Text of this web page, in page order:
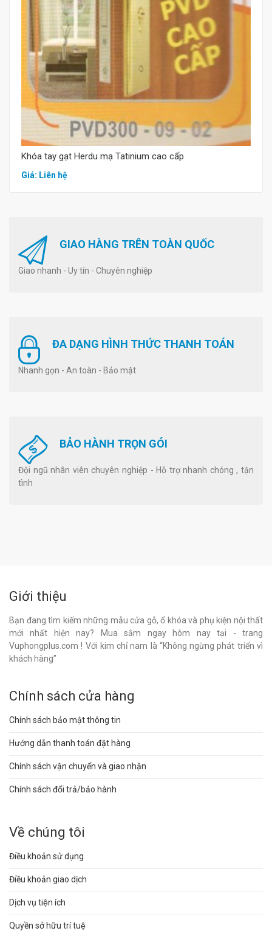
Khóa tay gạt Herdu mạ Tatinium cao cấp
Giá: Liên hệ
GIAO HÀNG TRÊN TOÀN QUỐC
Giao nhanh - Uy tín - Chuyên nghiệp
ĐA DẠNG HÌNH THỨC THANH TOÁN
Nhanh gọn - An toàn - Bảo mật
BẢO HÀNH TRỌN GÓI
Đội ngũ nhân viên chuyên nghiệp - Hỗ trợ nhanh chóng , tận
tình
Giới thiệu
Bạn đang tìm kiếm những mẫu cửa gỗ, ổ khóa và phụ kiện nội thất
mới nhất hiện nay? Mua sắm ngay hôm nay tại - trang
Vuphongplus.com ! Với kim chỉ nam là “Không ngừng phát triển vì
khách hàng”
Chính sách cửa hàng
Chính sách bảo mật thông tin
Hướng dẫn thanh toán đặt hàng
Chính sách vận chuyển và giao nhận
Chính sách đổi trả/bảo hành
Về chúng tôi
Điều khoản sử dụng
Điều khoản giao dịch
Dịch vụ tiện ích
Quyền sở hữu trí tuệ